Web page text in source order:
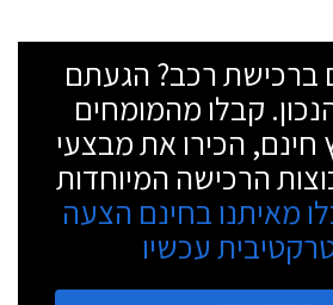
ברכישת רכב? הגעתם
קבלו מהמומחים
חינם, הכירו את מבצעי
הרכישה המיוחדות
מאיתנו בחינם הצעה
עכשיו